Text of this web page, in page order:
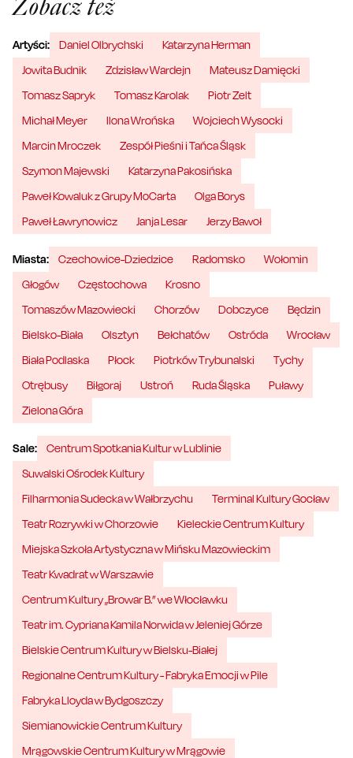
Zobacz też
Artyści: Daniel Olbrychski
Katarzyna Herman
Jowita Budnik
Zdzisław Wardejn
Mateusz Damięcki
Tomasz Sapryk
Tomasz Karolak
Piotr Zelt
Michał Meyer
Ilona Wrońska
Wojciech Wysocki
Marcin Mroczek
Zespół Pieśni i Tańca Śląsk
Szymon Majewski
Katarzyna Pakosińska
Paweł Kowaluk z Grupy MoCarta
Olga Borys
Paweł Ławrynowicz
Janja Lesar Jerzy Bawoł
Miasta: Czechowice-Dziedzice Radomsko
Wołomin
Głogów
Częstochowa
Krosno
Tomaszów Mazowiecki
Chorzów Dobczyce
Będzin
Bielsko-Biała
Olsztyn Bełchatów Ostróda
Wrocław
Biała Podlaska
Płock Piotrków Trybunalski
Tychy
Otrębusy
Biłgoraj Ustroń Ruda Śląska
Puławy
Zielona Góra
Sale:
Centrum Spotkania Kultur w Lublinie
Suwalski Ośrodek Kultury
Filharmonia Sudecka w Wałbrzychu
Terminal Kultury Gocław
Teatr Rozrywki w Chorzowie
Kieleckie Centrum Kultury
Miejska Szkoła Artystyczna w Mińsku Mazowieckim
Teatr Kwadrat w Warszawie
Centrum Kultury „Browar B.” we Włocławku
Teatr im. Cypriana Kamila Norwida w Jeleniej Górze
Bielskie Centrum Kultury w Bielsku-Białej
Regionalne Centrum Kultury - Fabryka Emocji w Pile
Fabryka Lloyda w Bydgoszczy
Siemianowickie Centrum Kultury
Mrągowskie Centrum Kultury w Mrągowie